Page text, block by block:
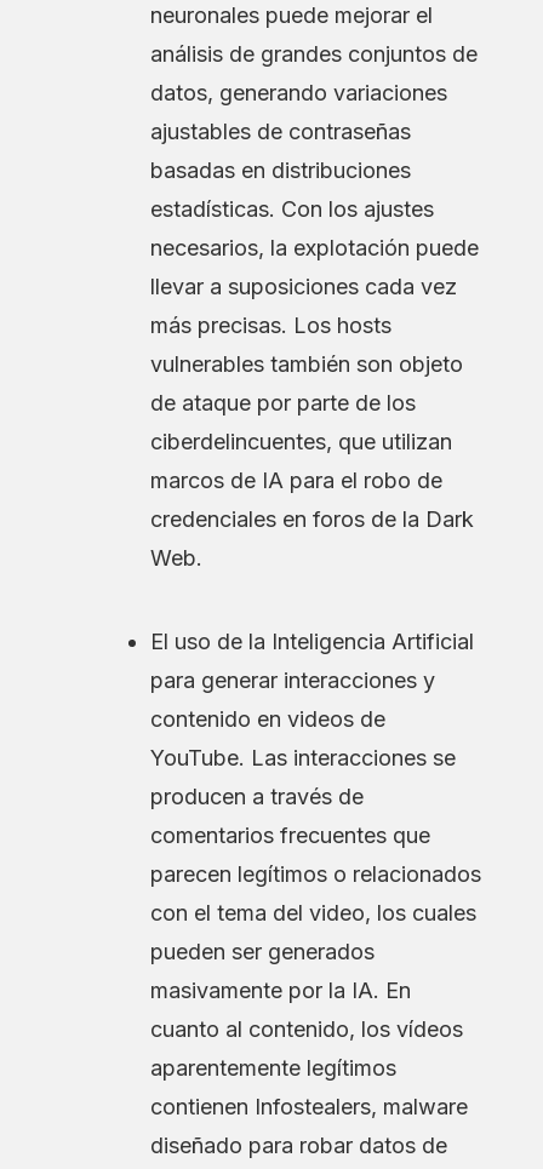
neuronales puede mejorar el
análisis de grandes conjuntos de
datos, generando variaciones
ajustables de contraseñas
basadas en distribuciones
estadísticas. Con los ajustes
necesarios, la explotación puede
llevar a suposiciones cada vez
más precisas. Los hosts
vulnerables también son objeto
de ataque por parte de los
ciberdelincuentes, que utilizan
marcos de IA para el robo de
credenciales en foros de la Dark
Web.
El uso de la Inteligencia Artificial
para generar interacciones y
contenido en videos de
YouTube. Las interacciones se
producen a través de
comentarios frecuentes que
parecen legítimos o relacionados
con el tema del video, los cuales
pueden ser generados
masivamente por la IA. En
cuanto al contenido, los vídeos
aparentemente legítimos
contienen Infostealers, malware
diseñado para robar datos de